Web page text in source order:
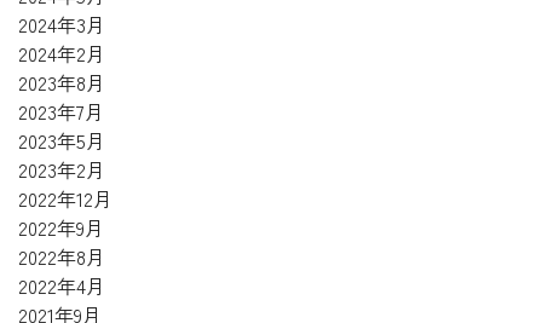
2024年3月
2024年2月
2023年8月
2023年7月
2023年5月
2023年2月
2022年12月
2022年9月
2022年8月
2022年4月
2021年9月